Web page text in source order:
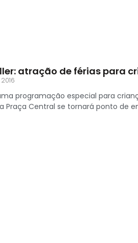
atração de férias para
programação especial para
Praça Central se tornará ponto de